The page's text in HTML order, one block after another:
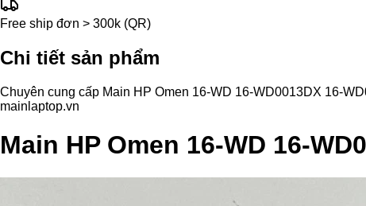
Free ship đơn > 300k (QR)
Chi tiết sản phẩm
Chuyên cung cấp Main HP Omen 16-WD 16-WD0013DX 16-
mainlaptop.vn
Main HP Omen 16-WD 16-